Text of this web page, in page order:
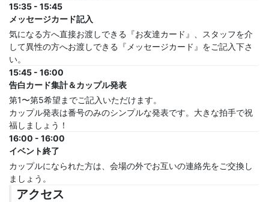
15:35 - 15:45
メッセージカード記入
気になる方へ直接お渡しできる『お友達カード』、スタッフを介
して異性の方へお渡しできる『メッセージカード』をご記入下さ
い。
15:45 - 16:00
告白カード集計＆カップル発表
第1〜第5希望までご記入いただけます。
カップル発表は番号のみのシンプルな発表です。大きな拍手で祝
福しましょう！
16:00 - 16:00
イベント終了
カップルになられた方は、会場の外でお互いの連絡先をご交換し
ましょう。
アクセス